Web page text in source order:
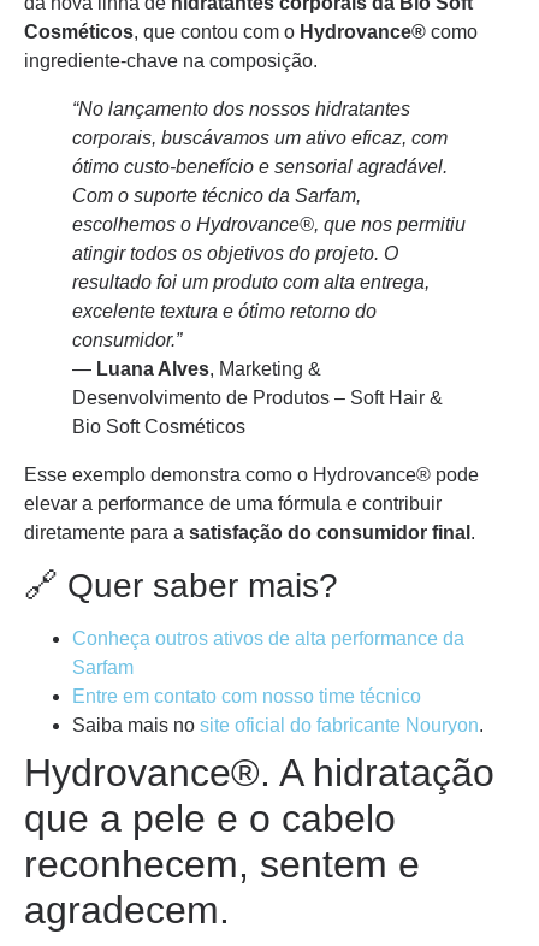
Cosméticos, que contou com o Hydrovance® como
ingrediente-chave na composição.
“No lançamento dos nossos hidratantes
corporais, buscávamos um ativo eficaz, com
ótimo custo-benefício e sensorial agradável.
Com o suporte técnico da Sarfam,
escolhemos o Hydrovance®, que nos permitiu
atingir todos os objetivos do projeto. O
resultado foi um produto com alta entrega,
excelente textura e ótimo retorno do
consumidor.”
— Luana Alves, Marketing &
Desenvolvimento de Produtos – Soft Hair &
Bio Soft Cosméticos
Esse exemplo demonstra como o Hydrovance® pode
elevar a performance de uma fórmula e contribuir
diretamente para a satisfação do consumidor final .
🔗 Quer saber mais?
Conheça outros ativos de alta performance da
Sarfam
Entre em contato com nosso time técnico
Saiba mais no site oficial do fabricante Nouryon.
Hydrovance®. A hidratação
que a pele e o cabelo
reconhecem, sentem e
agradecem.